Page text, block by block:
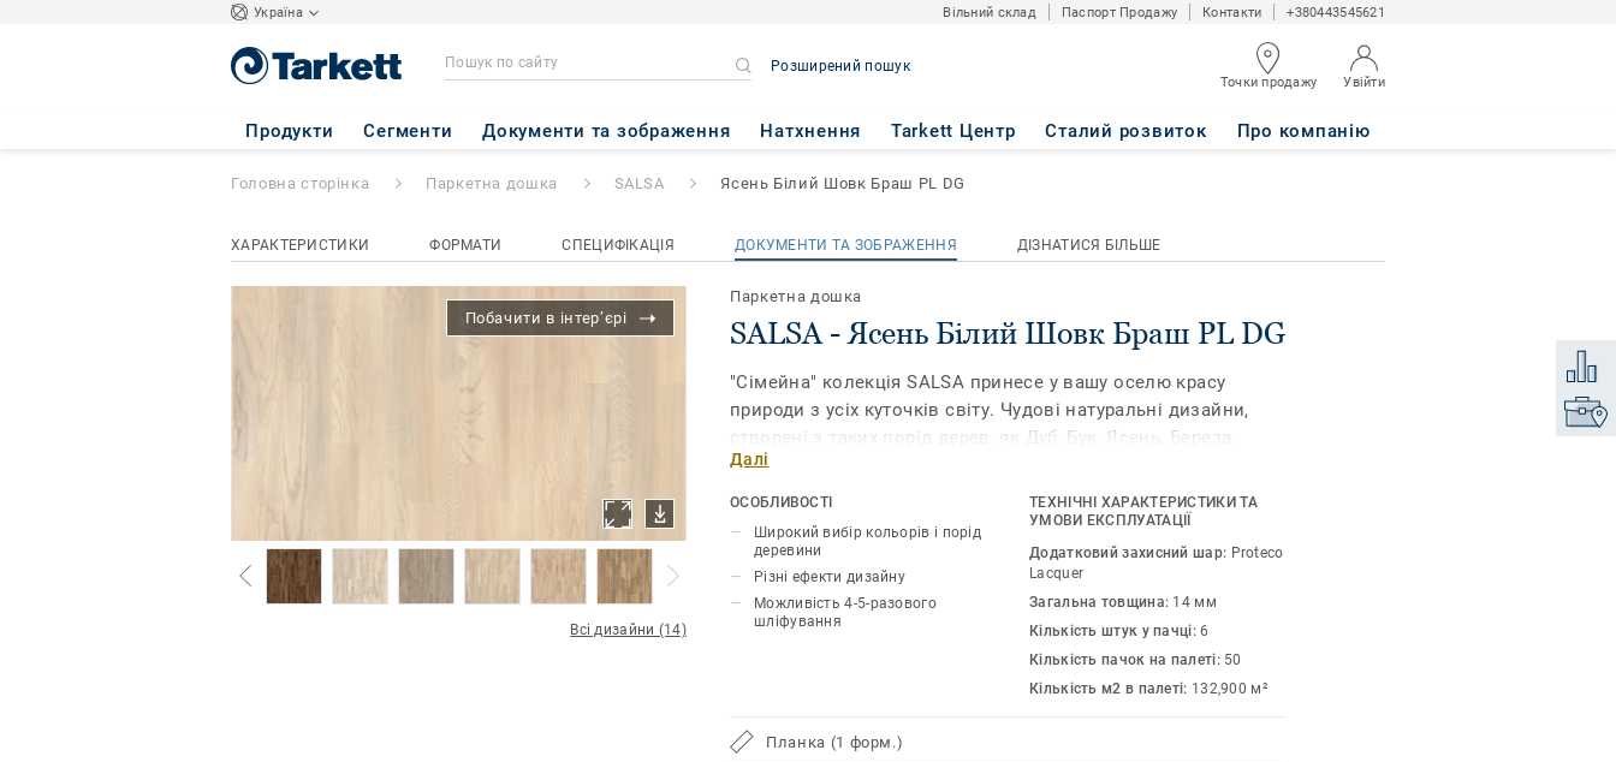
Україна Вільний склад Паспорт Продажу Контакти +380443545621
Розширений пошук
Точки продажу Увійти
Продукти Сегменти Документи та зображення Натхнення Tarkett Центр Сталий розвиток Про компанію
SALSA - Ясень Білий Шовк Браш PL DG
Головна сторінка Паркетна дошка SALSA Ясень Білий Шовк Браш PL DG
ХАРАКТЕРИСТИКИ ФОРМАТИ СПЕЦИФІКАЦІЯ ДОКУМЕНТИ ТА ЗОБРАЖЕННЯ ДІЗНАТИСЯ БІЛЬШЕ
Побачити в інтер’єрі
Всі дизайни (14)
Паркетна дошка
SALSA - Ясень Білий Шовк Браш PL DG
"Сімейна" колекція SALSA принесе у вашу оселю красу
природи з усіх куточків світу. Чудові натуральні дизайни,
створені з таких порід дерев, як Дуб, Бук, Ясень, Береза,
Горіх, Ятоба, Мсаса, Мербау, Кемпас, Венге... Ми пропонуємо
вам найширший вибір декорів і відтінків, щоб ви могли
створити в своєму будинку оригінальний і неповторний
інтер’єр.
Далі
ОСОБЛИВОСТІ
Широкий вибір кольорів і порід
деревини
Різні ефекти дизайну
Можливість 4-5-разового
шліфування
ТЕХНІЧНІ ХАРАКТЕРИСТИКИ ТА
УМОВИ ЕКСПЛУАТАЦІЇ
Додатковий захисний шар: Proteco
Lacquer
Загальна товщина: 14 мм
Кількість штук у пачці:6
Кількість пачок на палеті: 50
Кількість м2 в палеті: 132,900 м²
Планка (1 форм.)